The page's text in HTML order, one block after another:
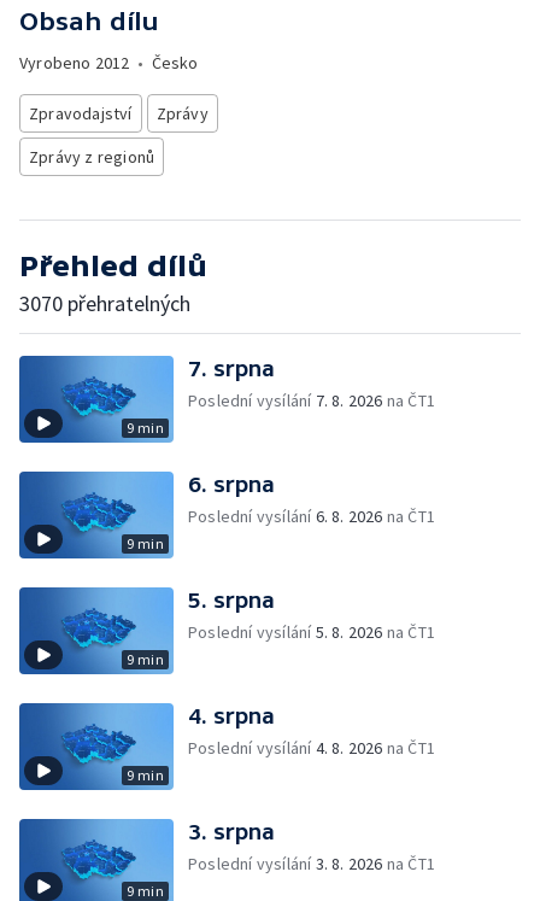
Obsah dílu
Vyrobeno 2012 • Česko
Zpravodajství
Zprávy
Zprávy z regionů
Přehled dílů
3070 přehratelných
9 min
7. srpna
Poslední vysílání 7. 8. 2026 na ČT1
9 min
6. srpna
Poslední vysílání6. 8. 2026 na ČT1
9 min
5. srpna
Poslední vysílání5. 8. 2026 na ČT1
9 min
4. srpna
Poslední vysílání4. 8. 2026 na ČT1
9 min
3. srpna
Poslední vysílání3. 8. 2026 na ČT1